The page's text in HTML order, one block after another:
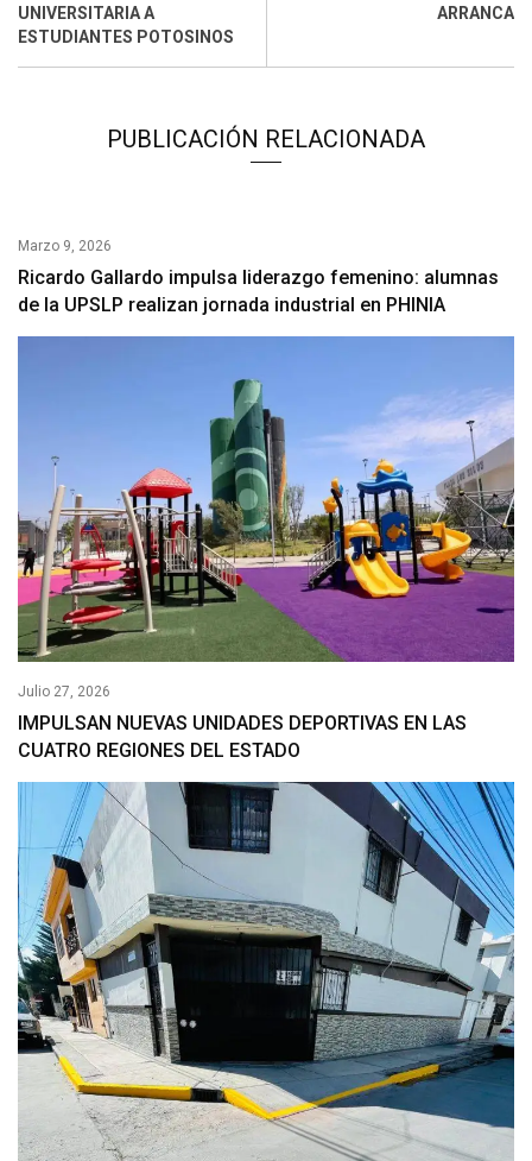
UNIVERSITARIA A
ESTUDIANTES POTOSINOS
ARRANCA
PUBLICACIÓN RELACIONADA
Marzo 9, 2026
Ricardo Gallardo impulsa liderazgo femenino: alumnas
de la UPSLP realizan jornada industrial en PHINIA
Julio 27, 2026
IMPULSAN NUEVAS UNIDADES DEPORTIVAS EN LAS
CUATRO REGIONES DEL ESTADO